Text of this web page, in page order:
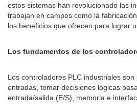
estos sistemas han revolucionado las
trabajan en campos como la
los beneficios que ofrecen para lograr
Los fundamentos de los
Los controladores PLC industriales
entradas, tomar decisiones lógicas
entrada/salida (E/S), memoria e